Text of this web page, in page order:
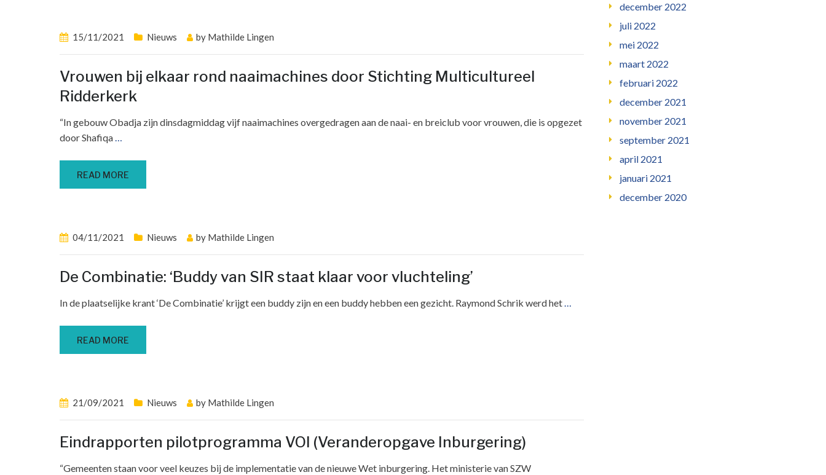
15/11/2021 Nieuws by Mathilde Lingen
Vrouwen bij elkaar rond naaimachines door Stichting Multicultureel
Ridderkerk
“In gebouw Obadja zijn dinsdagmiddag vijf naaimachines overgedragen aan de naai- en breiclub voor vrouwen, die is opgezet
door Shafiqa…
READ MORE
04/11/2021 Nieuws by Mathilde Lingen
De Combinatie: ‘Buddy van SIR staat klaar voor vluchteling’
In de plaatselijke krant ‘De Combinatie’ krijgt een buddy zijn en een buddy hebben een gezicht. Raymond Schrik werd het…
READ MORE
21/09/2021 Nieuws by Mathilde Lingen
Eindrapporten pilotprogramma VOI (Veranderopgave Inburgering)
“Gemeenten staan voor veel keuzes bij de implementatie van de nieuwe Wet inburgering. Het ministerie van SZW
december 2022
juli 2022
mei 2022
maart 2022
februari 2022
december 2021
november 2021
september 2021
april 2021
januari 2021
december 2020